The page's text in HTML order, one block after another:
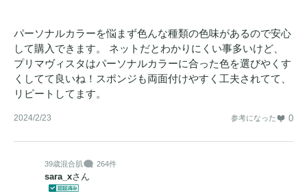
パーソナルカラーを悩まず色んな種類の色味があるので安心
して購入できます。 ネットだとわかりにくい事多いけど、
プリマヴィスタはパーソナルカラーに合った色を選びやくす
くしてて良いね！スポンジも両面付けやすく工夫されてて、
リピートしてます。
2024/2/23 参考になった 0
39歳混合肌 264件
sara_xさん